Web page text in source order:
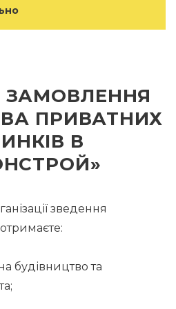
ЗАМОВЛЕННЯ
ПРИВАТНИХ
В
зведення
будівництво та